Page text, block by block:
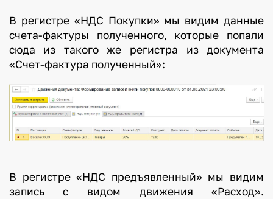
В регистре «НДС Покупки» мы видим данные
счета-фактуры полученного, которые попали
сюда из такого же регистра из документа
«Счет-фактура полученный»:
В регистре «НДС предъявленный» мы видим
запись с видом движения «Расход».